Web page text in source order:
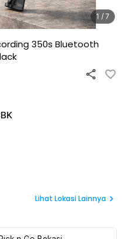
1 / 7
350s Bluetooth
Lihat Lokasi Lainnya